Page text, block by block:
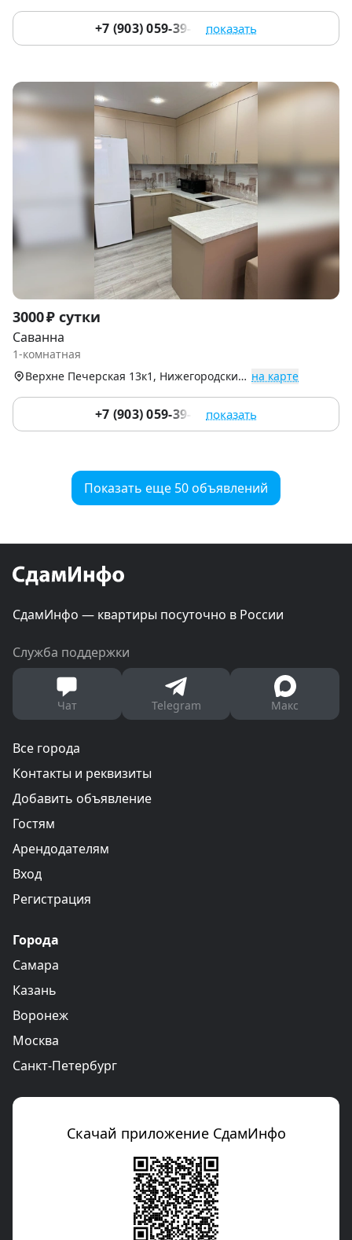
+7 (903) 059-39-51 показать
Item
1
of
3000 ₽ сутки
Саванна
1-комнатная
Верхне Печерская 13к1, Нижегородский р-н на карте
+7 (903) 059-39-51 показать
Показать еще 50 объявлений
СдамИнфо — квартиры посуточно в России
Служба поддержки
Чат Telegram Макс
Все города
Контакты и реквизиты
Добавить объявление
Гостям
Арендодателям
Вход
Регистрация
Города
Самара
Казань
Воронеж
Москва
Санкт-Петербург
Скачай приложение СдамИнфо